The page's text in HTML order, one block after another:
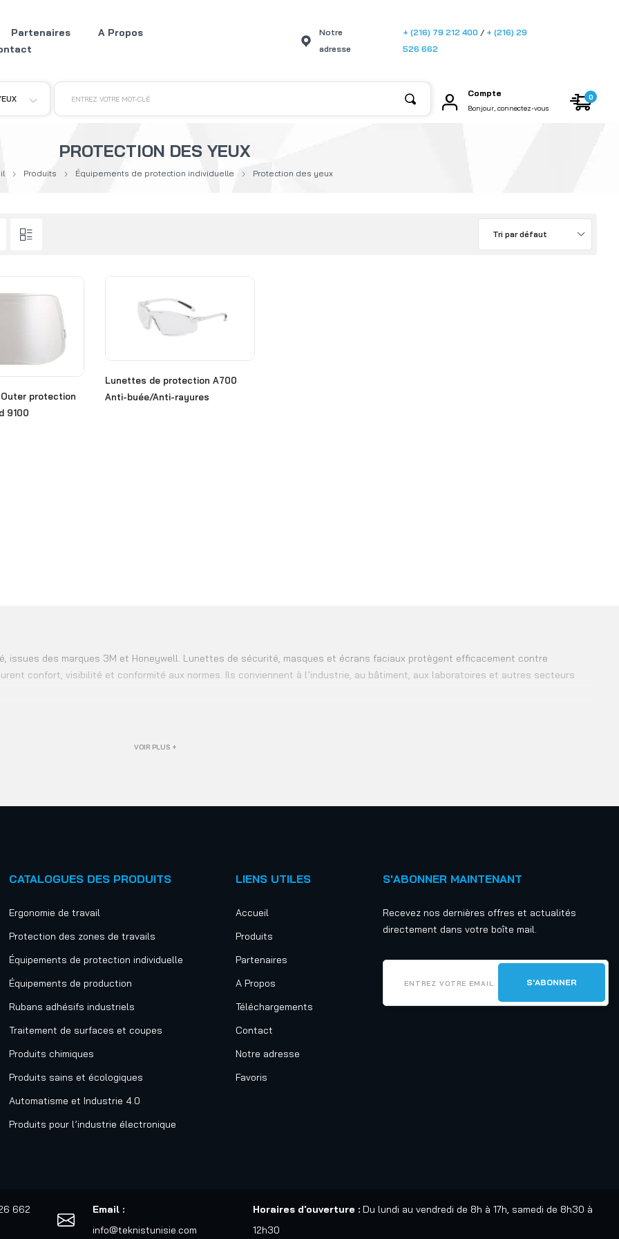
Partenaires
A Propos
Notre
adresse
+ (216) 79 212 400 / + (216) 29
526 662
ENTREZ VOTRE MOT-CLÉ
Compte
Bonjour, connectez-vous
0
PROTECTION DES YEUX
Produits Équipements de protection individuelle Protection des yeux
Tri par défaut
protection
9100
Lunettes de protection A700
Anti-buée/Anti-rayures
issues des marques 3M et Honeywell. Lunettes de sécurité, masques et écrans faciaux protègent efficacement contre
confort, visibilité et conformité aux normes. Ils conviennent à l’industrie, au bâtiment, aux laboratoires et autres secteurs
VOIR PLUS +
CATALOGUES DES PRODUITS
Ergonomie de travail
Protection des zones de travails
Équipements de protection individuelle
Équipements de production
Rubans adhésifs industriels
Traitement de surfaces et coupes
Produits chimiques
Produits sains et écologiques
Automatisme et Industrie 4.0
Produits pour l’industrie électronique
LIENS UTILES
Accueil
Produits
Partenaires
A Propos
Téléchargements
Contact
Notre adresse
Favoris
S'ABONNER MAINTENANT
Recevez nos dernières offres et actualités
directement dans votre boîte mail.
662
Email :
info@teknistunisie.com
Horaires d'ouverture : Du lundi au vendredi de 8h à 17h, samedi de 8h30 à
12h30